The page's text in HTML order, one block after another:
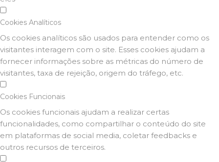
Cookies Analíticos
Os cookies analíticos são usados para entender como os
visitantes interagem com o site. Esses cookies ajudam a
fornecer informações sobre as métricas do número de
visitantes, taxa de rejeição, origem do tráfego, etc.
Cookies Funcionais
Os cookies funcionais ajudam a realizar certas
funcionalidades, como compartilhar o conteúdo do site
em plataformas de social media, coletar feedbacks e
outros recursos de terceiros.